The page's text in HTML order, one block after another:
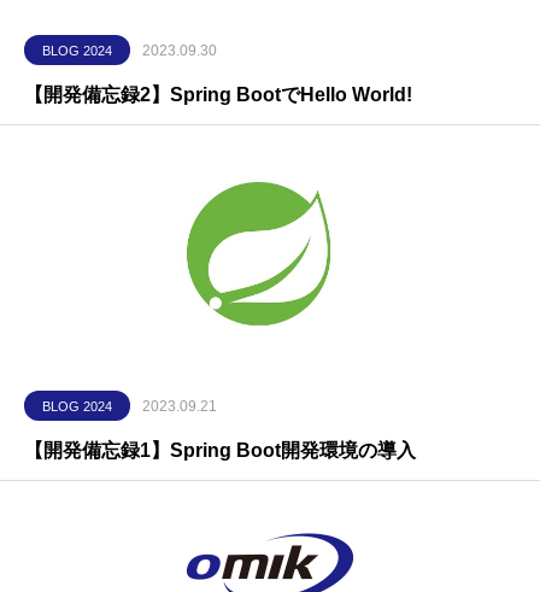
BLOG 2024 2023.09.30
【開発備忘録2】Spring BootでHello World!
BLOG 2024 2023.09.21
【開発備忘録1】Spring Boot開発環境の導入